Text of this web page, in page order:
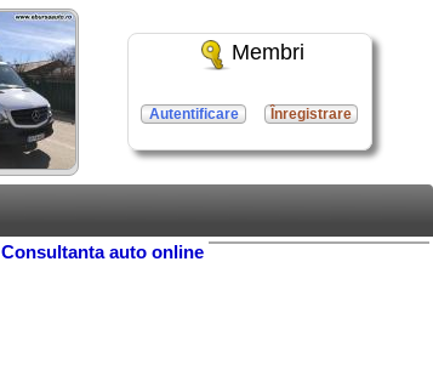
Membri
Autentificare Înregistrare
Consultanta auto online